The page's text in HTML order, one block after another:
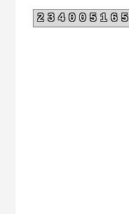
234005165